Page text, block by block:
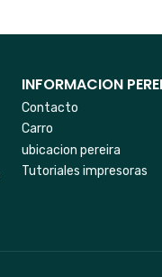
INFORMACION
Contacto
Carro
ubicacion pereira
Tutoriales impresoras